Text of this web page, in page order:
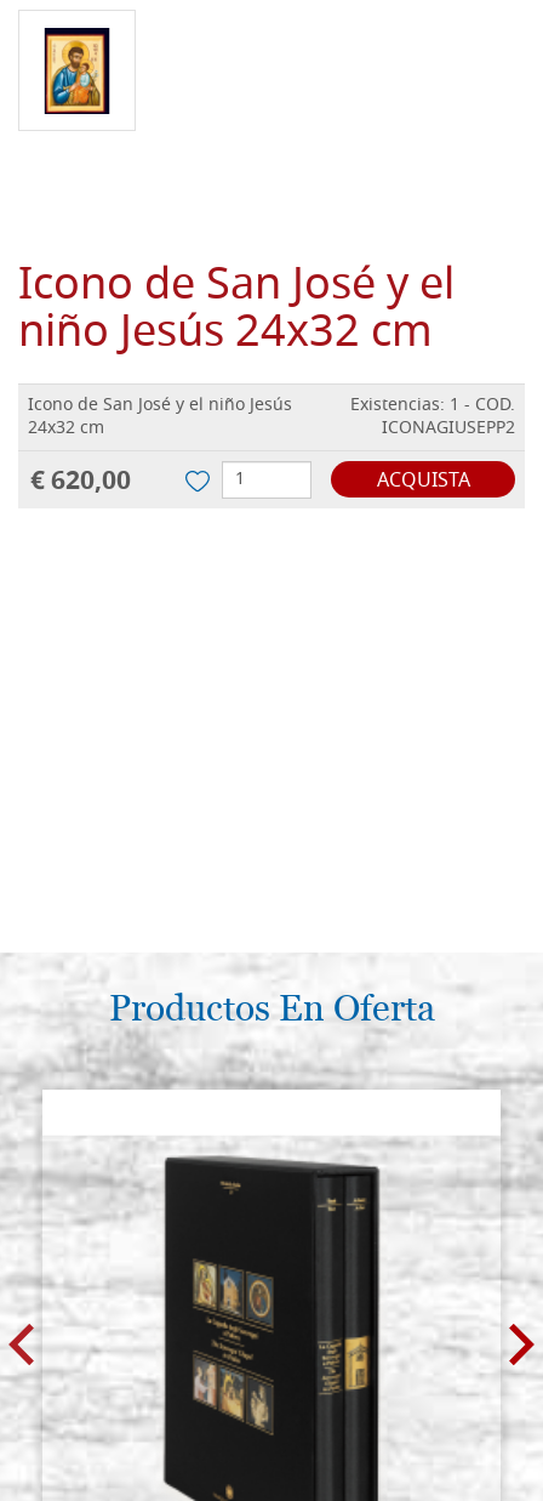
Icono de San José y el
niño Jesús 24x32 cm
Icono de San José y el niño Jesús
24x32 cm
Existencias: 1 - COD.
ICONAGIUSEPP2
€ 620,00 ACQUISTA
Productos En Oferta